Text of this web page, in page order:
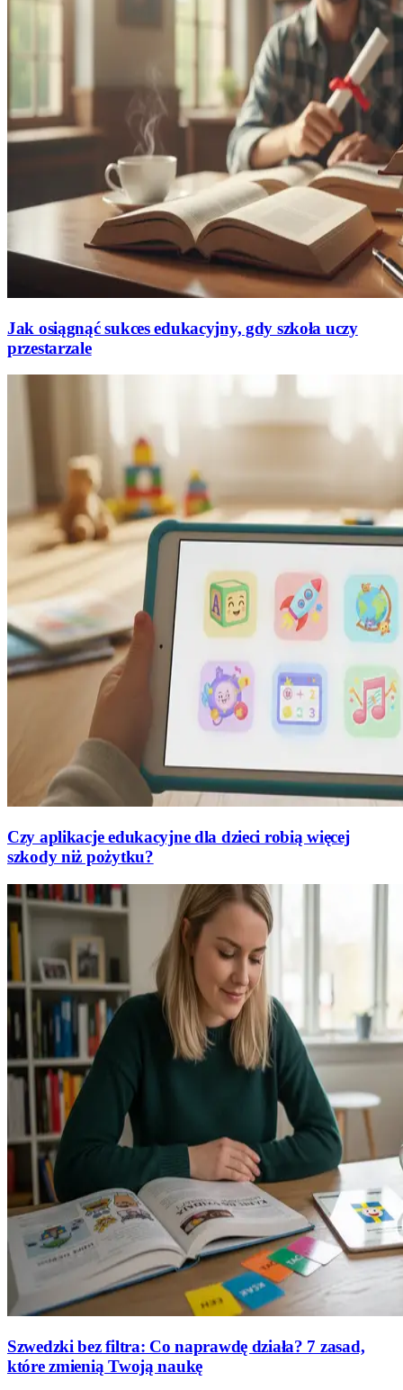
Jak osiągnąć sukces edukacyjny, gdy szkoła uczy
przestarzale
Czy aplikacje edukacyjne dla dzieci robią więcej
szkody niż pożytku?
Szwedzki bez filtra: Co naprawdę działa? 7 zasad,
które zmienią Twoją naukę